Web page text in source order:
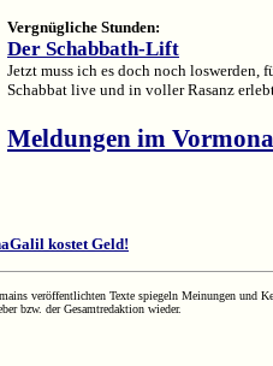
Vergnügliche Stunden:
Der Schabbath-Lift
Jetzt muss ich es doch noch loswerden,
Schabbat live und in voller Rasanz
Meldungen im
kostet Geld!
veröffentlichten Texte spiegeln Meinungen und
bzw. der Gesamtredaktion wieder.